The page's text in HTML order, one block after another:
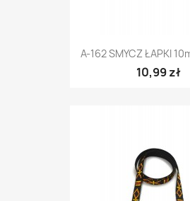
A-162 SMYCZ ŁAPKI
10,99 zł